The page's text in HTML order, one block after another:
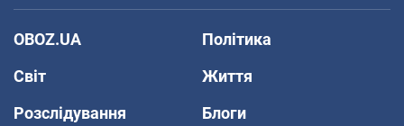
OBOZ.UA
Політика
Світ
Життя
Розслідування
Блоги